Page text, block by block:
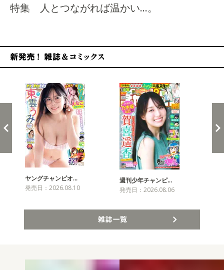
特集 人とつながれば温かい…。
ヤングチャンピオ…
発売日：2026.08.10
週刊少年チャンピ…
発売日：2026.08.06